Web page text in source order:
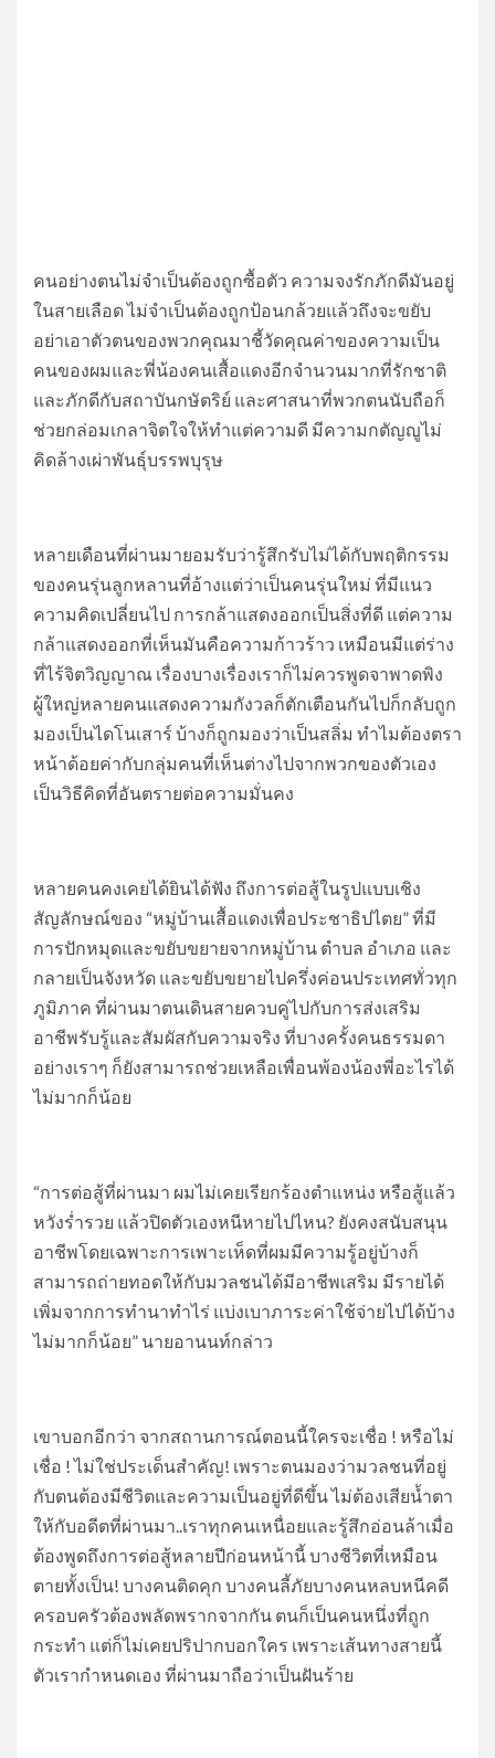
คนอย่างตนไม่จำเป็นต้องถูกซื้อตัว ความจงรักภักดีมันอยู่
ในสายเลือด ไม่จำเป็นต้องถูกป้อนกล้วยแล้วถึงจะขยับ
อย่าเอาตัวตนของพวกคุณมาชี้วัดคุณค่าของความเป็น
คนของผมและพี่น้องคนเสื้อแดงอีกจำนวนมากที่รักชาติ
และภักดีกับสถาบันกษัตริย์ และศาสนาที่พวกตนนับถือก็
ช่วยกล่อมเกลาจิตใจให้ทำแต่ความดี มีความกตัญญูไม่
คิดล้างเผ่าพันธุ์บรรพบุรุษ
หลายเดือนที่ผ่านมายอมรับว่ารู้สึกรับไม่ได้กับพฤติกรรม
ของคนรุ่นลูกหลานที่อ้างแต่ว่าเป็นคนรุ่นใหม่ ที่มีแนว
ความคิดเปลี่ยนไป การกล้าแสดงออกเป็นสิ่งที่ดี แต่ความ
กล้าแสดงออกที่เห็นมันคือความก้าวร้าว เหมือนมีแต่ร่าง
ที่ไร้จิตวิญญาณ เรื่องบางเรื่องเราก็ไม่ควรพูดจาพาดพิง
ผู้ใหญ่หลายคนแสดงความกังวลก็ตักเตือนกันไปก็กลับถูก
มองเป็นไดโนเสาร์ บ้างก็ถูกมองว่าเป็นสลิ่ม ทำไมต้องตรา
หน้าด้อยค่ากับกลุ่มคนที่เห็นต่างไปจากพวกของตัวเอง
เป็นวิธีคิดที่อันตรายต่อความมั่นคง
หลายคนคงเคยได้ยินได้ฟัง ถึงการต่อสู้ในรูปแบบเชิง
สัญลักษณ์ของ “หมู่บ้านเสื้อแดงเพื่อประชาธิปไตย” ที่มี
การปักหมุดและขยับขยายจากหมู่บ้าน ตำบล อำเภอ และ
กลายเป็นจังหวัด และขยับขยายไปครึ่งค่อนประเทศทั่วทุก
ภูมิภาค ที่ผ่านมาตนเดินสายควบคู่ไปกับการส่งเสริม
อาชีพรับรู้และสัมผัสกับความจริง ที่บางครั้งคนธรรมดา
อย่างเราๆ ก็ยังสามารถช่วยเหลือเพื่อนพ้องน้องพี่อะไรได้
ไม่มากก็น้อย
“การต่อสู้ที่ผ่านมา ผมไม่เคยเรียกร้องตำแหน่ง หรือสู้แล้ว
หวังร่ำรวย แล้วปิดตัวเองหนีหายไปไหน? ยังคงสนับสนุน
อาชีพโดยเฉพาะการเพาะเห็ดที่ผมมีความรู้อยู่บ้างก็
สามารถถ่ายทอดให้กับมวลชนได้มีอาชีพเสริม มีรายได้
เพิ่มจากการทำนาทำไร่ แบ่งเบาภาระค่าใช้จ่ายไปได้บ้าง
ไม่มากก็น้อย” นายอานนท์กล่าว
เขาบอกอีกว่า จากสถานการณ์ตอนนี้ใครจะเชื่อ ! หรือไม่
เชื่อ ! ไม่ใช่ประเด็นสำคัญ! เพราะตนมองว่ามวลชนที่อยู่
กับตนต้องมีชีวิตและความเป็นอยู่ที่ดีขึ้น ไม่ต้องเสียน้ำตา
ให้กับอดีตที่ผ่านมา..เราทุกคนเหนื่อยและรู้สึกอ่อนล้าเมื่อ
ต้องพูดถึงการต่อสู้หลายปีก่อนหน้านี้ บางชีวิตที่เหมือน
ตายทั้งเป็น! บางคนติดคุก บางคนลี้ภัยบางคนหลบหนีคดี
ครอบครัวต้องพลัดพรากจากกัน ตนก็เป็นคนหนึ่งที่ถูก
กระทำ แต่ก็ไม่เคยปริปากบอกใคร เพราะเส้นทางสายนี้
ตัวเรากำหนดเอง ที่ผ่านมาถือว่าเป็นฝันร้าย